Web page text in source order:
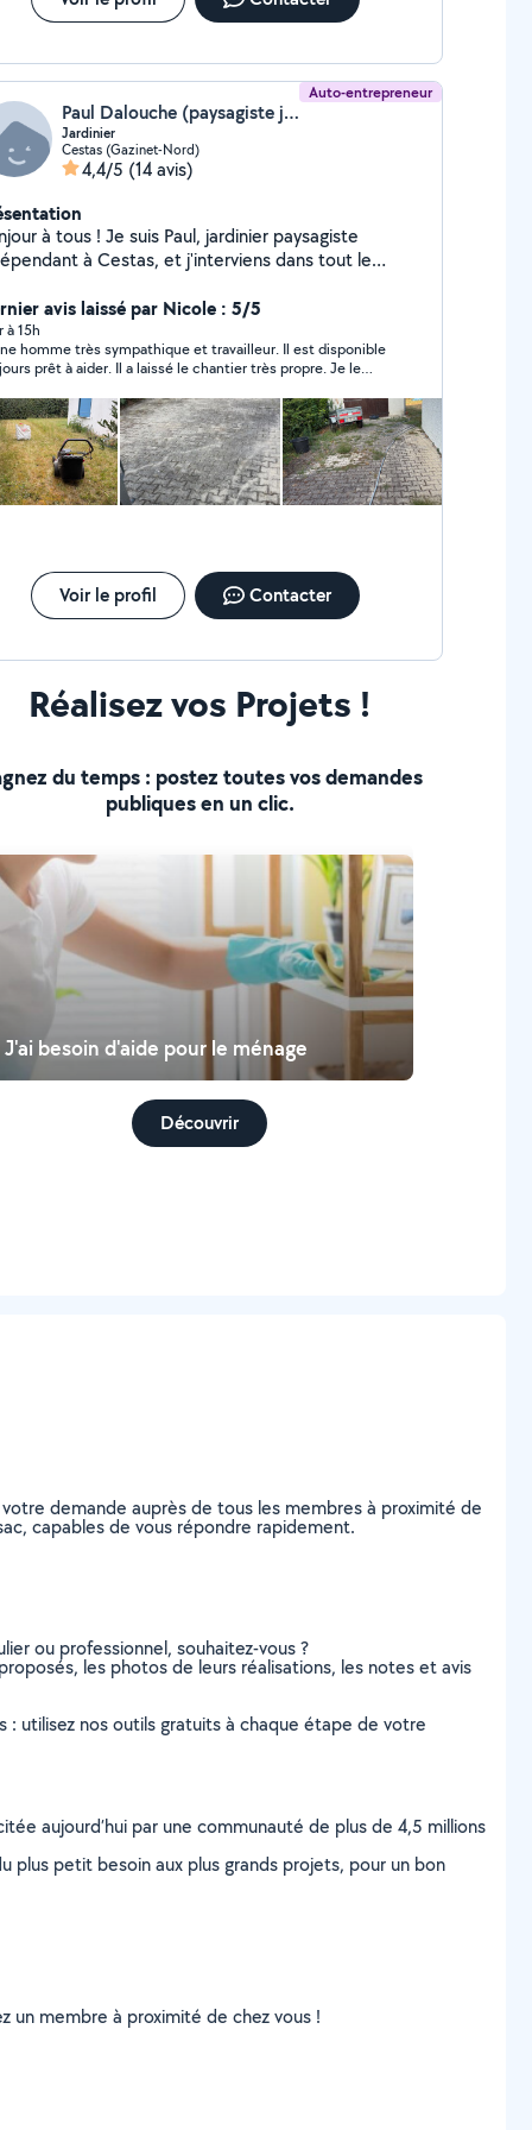
Auto-entrepreneur
Paul Dalouche (paysagiste jardinier)
Jardinier
Cestas (Gazinet-Nord)
4,4/5 (14 avis)
! Je suis Paul, jardinier paysagiste
à Cestas, et j'interviens dans tout le
Tonte de pelouse (petits et grands
Débroussaillage Taille de haies et d'arbustes
et enlèvement de haies Élagage d'entretien
mortes, réduction, éclaircie) Abattage
Débitage des troncs et des branches Fendage
à domicile Broyage des branches et déchets
sur place avec broyeur professionnel Équipé d'un
de tonte professionnel dernière génération, je
intervenir rapidement sur de grandes surfaces
jardin ou évacué selon votre souhait. J'effectue
tous types d'évacuations : Déchets verts
de maisons, garages, caves et
avis laissé par Nicole : 5/5
à 15h
homme très sympathique et travailleur. Il est disponible
prêt à aider. Il a laissé le chantier très propre. Je le
Voir le profil Contacter
Réalisez vos Projets !
du temps : postez toutes vos demandes
publiques en un clic.
J'ai besoin d'aide pour le ménage
Découvrir
demande auprès de tous les membres à proximité de
capables de vous répondre rapidement.
ou professionnel, souhaitez-vous ?
les photos de leurs réalisations, les notes et avis
: utilisez nos outils gratuits à chaque étape de votre
aujourd’hui par une communauté de plus de 4,5 millions
plus petit besoin aux plus grands projets, pour un bon
un membre à proximité de chez vous !